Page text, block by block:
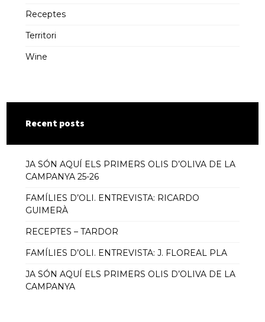
Receptes
Territori
Wine
Recent posts
JA SÓN AQUÍ ELS PRIMERS OLIS D’OLIVA DE LA
CAMPANYA 25-26
FAMÍLIES D’OLI. ENTREVISTA: RICARDO
GUIMERÀ
RECEPTES – TARDOR
FAMÍLIES D’OLI. ENTREVISTA: J. FLOREAL PLA
JA SÓN AQUÍ ELS PRIMERS OLIS D’OLIVA DE LA
CAMPANYA